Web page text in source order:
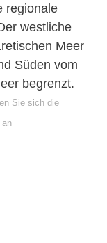
regionale
westliche
Meer
Süden vom
begrenzt.
Sie sich die
an